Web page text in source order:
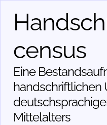
census
Eine
handschriftlichen
Mittelalters